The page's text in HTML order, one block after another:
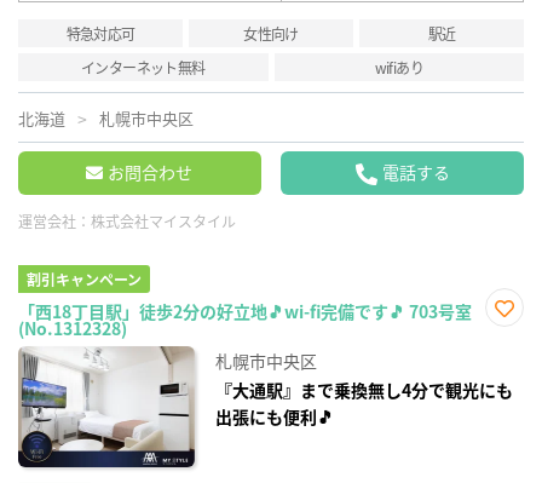
特急対応可 女性向け
駅近
インターネット無料
wifiあり
北海道 札幌市中央区
お問合わせ 電話する
運営会社： 株式会社マイスタイル
割引キャンペーン
「西18丁目駅」徒歩2分の好立地🎵wi-fi完備です🎵 703号室
(No.1312328)
録
札幌市中央区
『大通駅』まで乗換無し4分で観光にも
出張にも便利🎵